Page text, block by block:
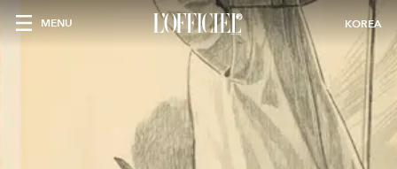
MENU KOREA